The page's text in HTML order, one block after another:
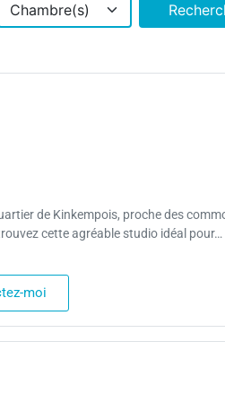
Chambre(s)
de Kinkempois, proche des
cette agréable studio idéal pour…
moi